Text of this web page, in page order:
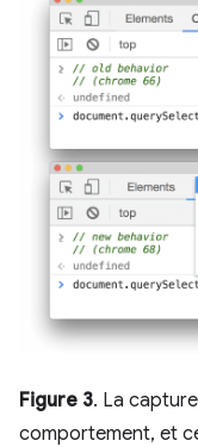
Figure 3. La
comportement, et